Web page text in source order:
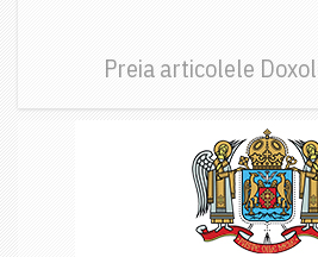
Preia articolele